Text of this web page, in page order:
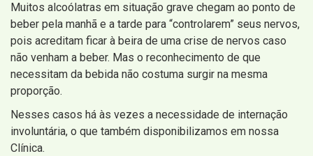
Muitos alcoólatras em situação grave chegam ao ponto de
beber pela manhã e a tarde para “controlarem” seus nervos,
pois acreditam ficar à beira de uma crise de nervos caso
não venham a beber. Mas o reconhecimento de que
necessitam da bebida não costuma surgir na mesma
proporção.
Nesses casos há às vezes a necessidade de internação
involuntária, o que também disponibilizamos em nossa
Clínica.